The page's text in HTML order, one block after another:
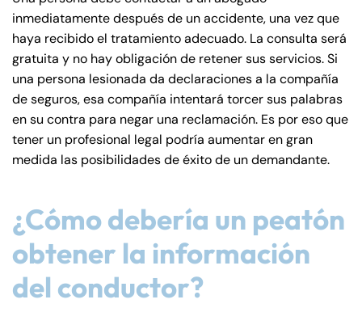
inmediatamente después de un accidente, una vez que
haya recibido el tratamiento adecuado. La consulta será
gratuita y no hay obligación de retener sus servicios. Si
una persona lesionada da declaraciones a la compañía
de seguros, esa compañía intentará torcer sus palabras
en su contra para negar una reclamación. Es por eso que
tener un profesional legal podría aumentar en gran
medida las posibilidades de éxito de un demandante.
¿Cómo debería un peatón
obtener la información
del conductor?